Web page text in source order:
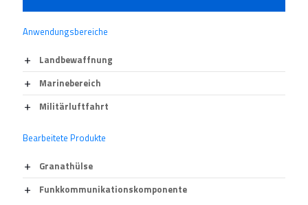
Anwendungsbereiche
Landbewaffnung
Marinebereich
Militärluftfahrt
Bearbeitete Produkte
Granathülse
Funkkommunikationskomponente